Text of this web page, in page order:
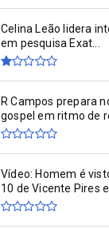
Celina Leão lidera
em pesquisa Exat...
R Campos prepara
gospel em ritmo de
Vídeo: Homem é
10 de Vicente Pires